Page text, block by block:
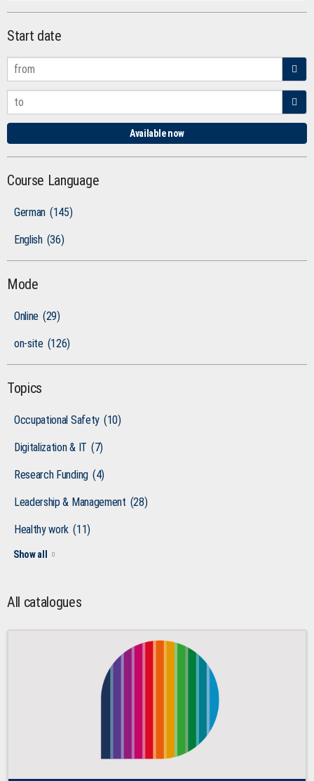
Start date
Available now
Course Language
German (145)
English (36)
Mode
Online (29)
on-site (126)
Topics
Occupational Safety (10)
Digitalization & IT (7)
Research Funding (4)
Leadership & Management (28)
Healthy work (11)
Show all
All catalogues